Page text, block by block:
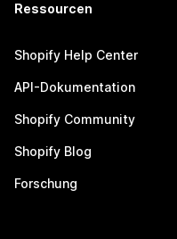
Ressourcen
Shopify Help Center
API-Dokumentation
Shopify Community
Shopify Blog
Forschung